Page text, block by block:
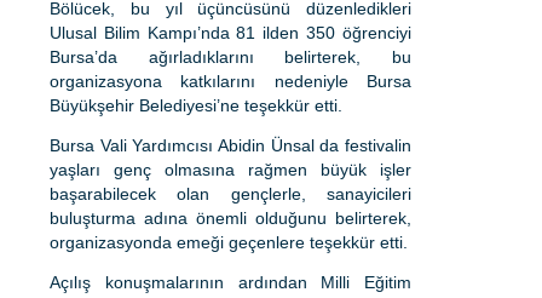
Bölücek, bu yıl üçüncüsünü düzenledikleri
Ulusal Bilim Kampı’nda 81 ilden 350 öğrenciyi
Bursa’da ağırladıklarını belirterek, bu
organizasyona katkılarını nedeniyle Bursa
Büyükşehir Belediyesi’ne teşekkür etti.
Bursa Vali Yardımcısı Abidin Ünsal da festivalin
yaşları genç olmasına rağmen büyük işler
başarabilecek olan gençlerle, sanayicileri
buluşturma adına önemli olduğunu belirterek,
organizasyonda emeği geçenlere teşekkür etti.
Açılış konuşmalarının ardından Milli Eğitim